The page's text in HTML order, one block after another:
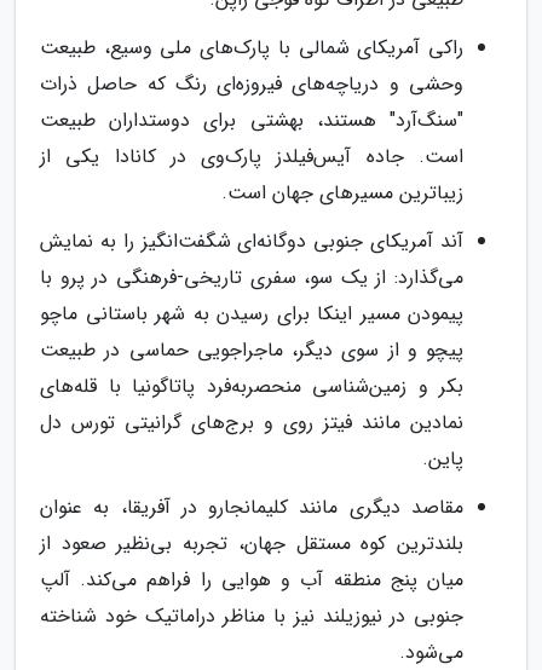
راکی آمریکای شمالی با پارک‌های ملی وسیع، طبیعت
وحشی و دریاچه‌های فیروزه‌ای رنگ که حاصل ذرات
"سنگ‌آرد" هستند، بهشتی برای دوستداران طبیعت
است. جاده آیس‌فیلدز پارک‌وی در کانادا یکی از
زیباترین مسیرهای جهان است.
آند آمریکای جنوبی دوگانه‌ای شگفت‌انگیز را به نمایش
می‌گذارد: از یک سو، سفری تاریخی-فرهنگی در پرو با
پیمودن مسیر اینکا برای رسیدن به شهر باستانی ماچو
پیچو و از سوی دیگر، ماجراجویی حماسی در طبیعت
بکر و زمین‌شناسی منحصربه‌فرد پاتاگونیا با قله‌های
نمادین مانند فیتز روی و برج‌های گرانیتی تورس دل
پاین.
مقاصد دیگری مانند کلیمانجارو در آفریقا، به عنوان
بلندترین کوه مستقل جهان، تجربه بی‌نظیر صعود از
میان پنج منطقه آب و هوایی را فراهم می‌کند. آلپ
جنوبی در نیوزیلند نیز با مناظر دراماتیک خود شناخته
می‌شود.